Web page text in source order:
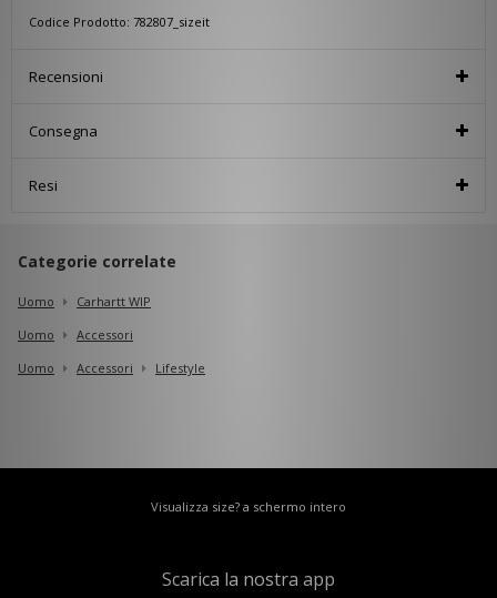
Codice Prodotto: 782807_sizeit
Recensioni
Consegna
Resi
Categorie correlate
Uomo
Carhartt WIP
Uomo
Accessori
Uomo
Accessori Lifestyle
Visualizza size? a schermo intero
Scarica la nostra app